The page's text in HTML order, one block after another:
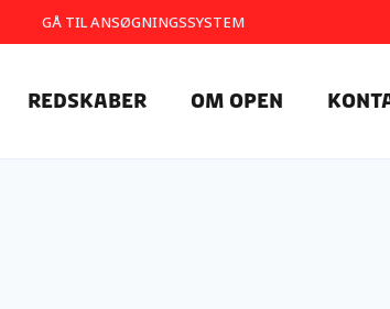
GÅ TIL ANSØGNINGSSYSTEM
Redskaber Om OpEn